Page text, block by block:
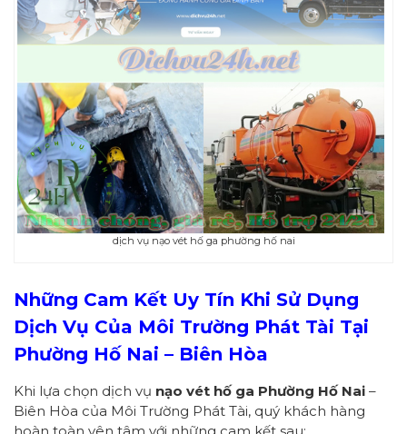
dịch vụ nạo vét hố ga phường hố nai
Những Cam Kết Uy Tín Khi Sử Dụng
Dịch Vụ Của Môi Trường Phát Tài Tại
Phường Hố Nai – Biên Hòa
Khi lựa chọn dịch vụ nạo vét hố ga Phường Hố Nai –
Biên Hòa của Môi Trường Phát Tài, quý khách hàng